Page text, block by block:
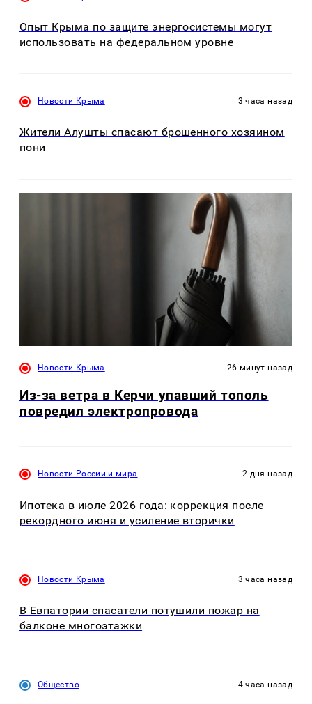
Опыт Крыма по защите энергосистемы могут
использовать на федеральном уровне
Новости Крыма 3 часа назад
Жители Алушты спасают брошенного хозяином
пони
Новости Крыма 26 минут назад
Из-за ветра в Керчи упавший тополь
повредил электропровода
Новости России и мира 2 дня назад
Ипотека в июле 2026 года: коррекция после
рекордного июня и усиление вторички
Новости Крыма 3 часа назад
В Евпатории спасатели потушили пожар на
балконе многоэтажки
Общество 4 часа назад